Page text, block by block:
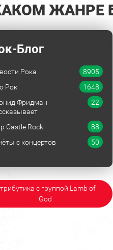
ЖАНРЕ
Блог
Рока
8905
Рок
1648
Фридман
22
Castle Rock
88
с концертов
50
с группой Lamb of
God